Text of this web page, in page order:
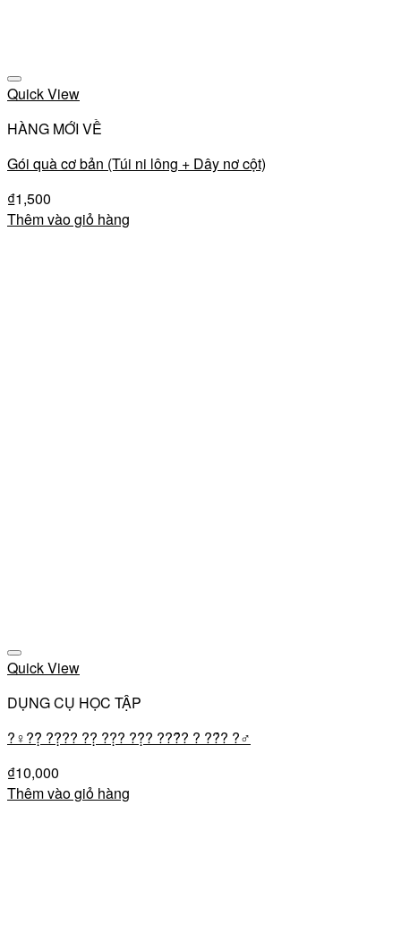
Quick View
HÀNG MỚI VỀ
Gói quà cơ bản (Túi ni lông + Dây nơ cột)
₫1,500
Thêm vào giỏ hàng
Quick View
DỤNG CỤ HỌC TẬP
?‍♀️??̣̂ ??̣?? ??̣ ??̣? ??̣̂? ???̂́? ? ??́? ?‍♂️
₫10,000
Thêm vào giỏ hàng